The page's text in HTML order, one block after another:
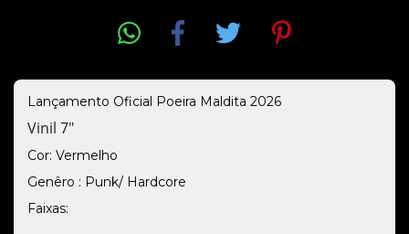
Lançamento Oficial Poeira Maldita 2026
Vinil 7"
Cor: Vermelho
Genêro : Punk/ Hardcore
Faixas: